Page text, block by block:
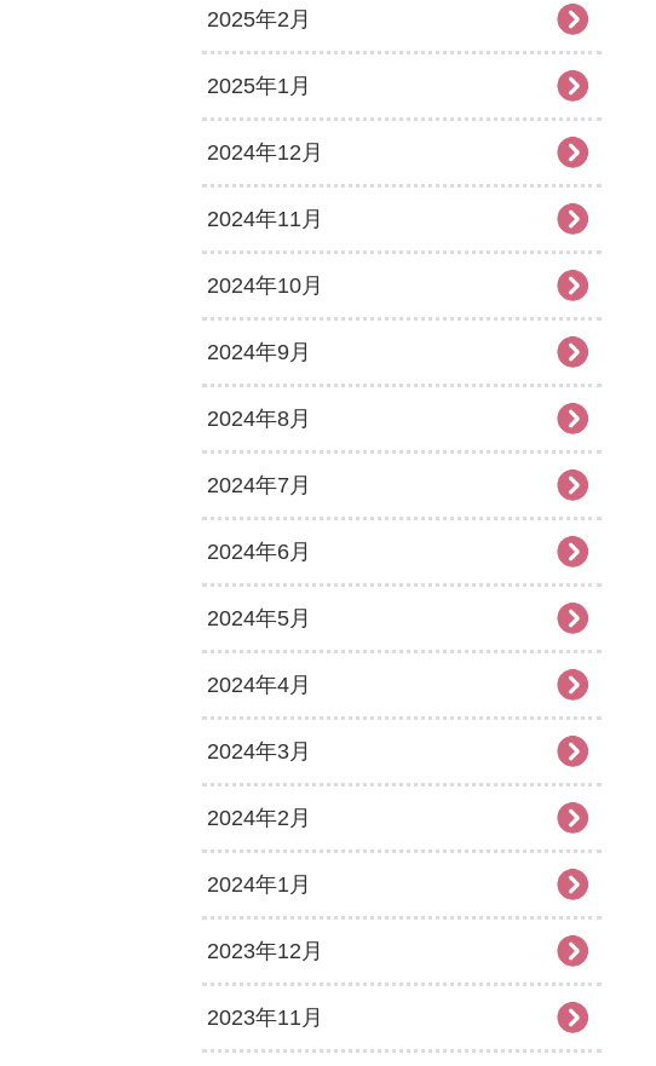
2025年2月
2025年1月
2024年12月
2024年11月
2024年10月
2024年9月
2024年8月
2024年7月
2024年6月
2024年5月
2024年4月
2024年3月
2024年2月
2024年1月
2023年12月
2023年11月